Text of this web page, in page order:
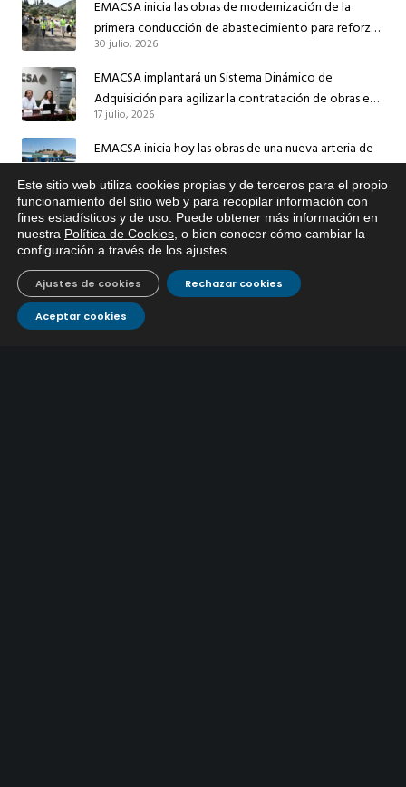
EMACSA inicia las obras de modernización de la
primera conducción de abastecimiento para reforzar
el suministro de agua de Córdoba
30 julio, 2026
EMACSA implantará un Sistema Dinámico de
Adquisición para agilizar la contratación de obras en
sus redes e instalaciones
17 julio, 2026
EMACSA inicia hoy las obras de una nueva arteria de
abastecimiento y una red de agua no potable en
Ingeniero Ruiz de Azúa
13 julio, 2026
Caracterización ZA Córdoba Red Quemadas- 1ª Sem
2026
9 julio, 2026
Caracterización ZA Córdoba Red Carrera Caballo-1º
Sem 2026
9 julio, 2026
Este sitio web utiliza cookies propias y de terceros para el propio
funcionamiento del sitio web y para recopilar información con
fines estadísticos y de uso. Puede obtener más información en
nuestra Política de Cookies , o bien conocer cómo cambiar la
configuración a través de los ajustes
Aceptar cookies
Rechazar cookies
Ajustes de cookies
Si tiene cualquier duda sobre
EMACSA, haga click abajo.